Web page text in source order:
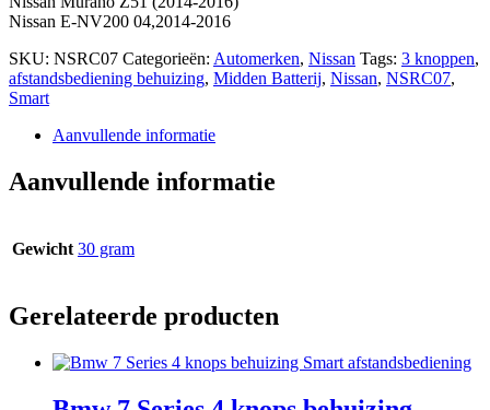
Nissan E-NV200 04,2014-2016
SKU: NSRC07 Categorieën: Automerken, Nissan Tags: 3 knoppen,
afstandsbediening behuizing, Midden Batterij, Nissan, NSRC07,
Smart
Aanvullende informatie
Aanvullende informatie
Gewicht 30 gram
Gerelateerde producten